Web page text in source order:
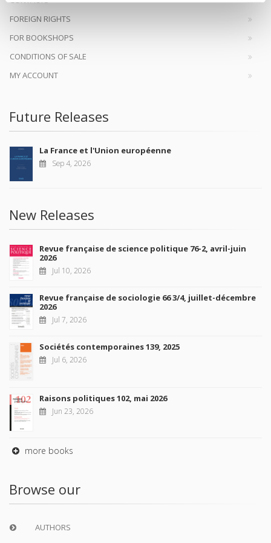
FOREIGN RIGHTS
FOR BOOKSHOPS
CONDITIONS OF SALE
MY ACCOUNT
Future Releases
La France et l'Union européenne
Sep 4, 2026
New Releases
Revue française de science politique 76-2, avril-juin
2026
Jul 10, 2026
Revue française de sociologie 66 3/4, juillet-décembre
2026
Jul 7, 2026
Sociétés contemporaines 139, 2025
Jul 6, 2026
Raisons politiques 102, mai 2026
Jun 23, 2026
more books
Browse our
AUTHORS